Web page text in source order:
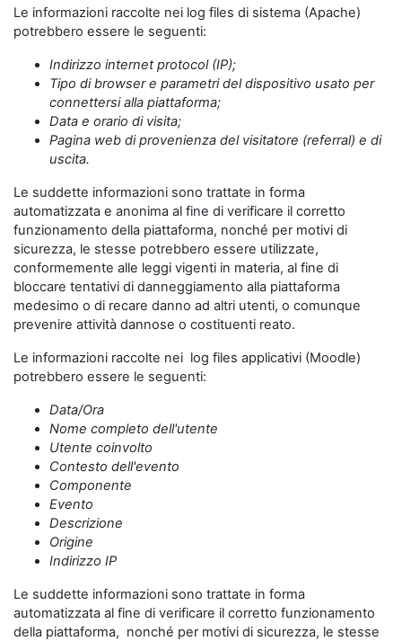
Le informazioni raccolte nei log files di sistema (Apache)
potrebbero essere le seguenti:
Indirizzo internet protocol (IP);
Tipo di browser e parametri del dispositivo usato per
connettersi alla piattaforma;
Data e orario di visita;
Pagina web di provenienza del visitatore (referral) e di
uscita.
Le suddette informazioni sono trattate in forma
automatizzata e anonima al fine di verificare il corretto
funzionamento della piattaforma, nonché per motivi di
sicurezza, le stesse potrebbero essere utilizzate,
conformemente alle leggi vigenti in materia, al fine di
bloccare tentativi di danneggiamento alla piattaforma
medesimo o di recare danno ad altri utenti, o comunque
prevenire attività dannose o costituenti reato.
Le informazioni raccolte nei log files applicativi (Moodle)
potrebbero essere le seguenti:
Data/Ora
Nome completo dell'utente
Utente coinvolto
Contesto dell'evento
Componente
Evento
Descrizione
Origine
Indirizzo IP
Le suddette informazioni sono trattate in forma
automatizzata al fine di verificare il corretto funzionamento
della piattaforma, nonché per motivi di sicurezza, le stesse